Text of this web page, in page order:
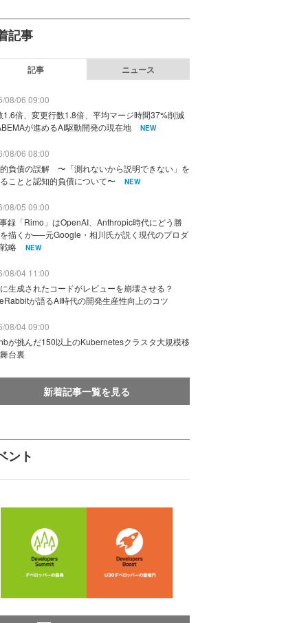
記事
記事 ニュース
08/06 09:00
1.6倍、変更行数1.8倍、平均マージ時間37%削減
が進めるAI駆動開発の現在地
NEW
08/06 08:00
負債の誤解 〜「測れないから説明できない」を
ことと認知的負債について〜
NEW
08/05 09:00
録「Rimo」はOpenAI、Anthropic時代にどう勝
描くか──元Google・相川氏が説く現代のプロダ
略
NEW
08/04 11:00
生成されたコードがレビューを崩壊させる？
が語るAI時代の開発生産性向上のコツ
08/04 09:00
が挑んだ150以上のKubernetesクラスタ大規模移
台裏
新着記事一覧を見る
ント